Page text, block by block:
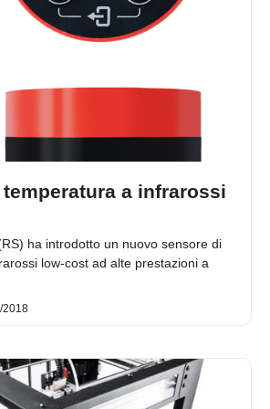
a infrarossi
ha introdotto un nuovo sensore di
low-cost ad alte prestazioni a
2018